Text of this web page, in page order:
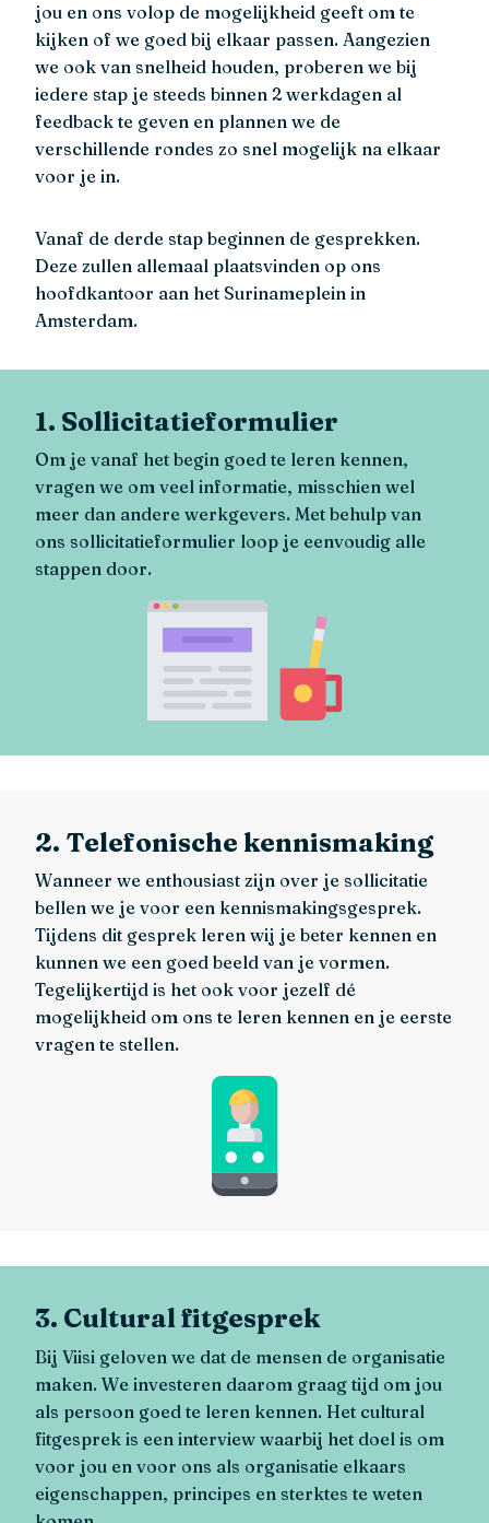
jou en ons volop de mogelijkheid geeft om te
kijken of we goed bij elkaar passen. Aangezien
we ook van snelheid houden, proberen we bij
iedere stap je steeds binnen 2 werkdagen al
feedback te geven en plannen we de
verschillende rondes zo snel mogelijk na elkaar
voor je in.
Vanaf de derde stap beginnen de gesprekken.
Deze zullen allemaal plaatsvinden op ons
hoofdkantoor aan het Surinameplein in
Amsterdam.
1. Sollicitatieformulier
Om je vanaf het begin goed te leren kennen,
vragen we om veel informatie, misschien wel
meer dan andere werkgevers. Met behulp van
ons sollicitatieformulier loop je eenvoudig alle
stappen door.
2. Telefonische kennismaking
Wanneer we enthousiast zijn over je sollicitatie
bellen we je voor een kennismakingsgesprek.
Tijdens dit gesprek leren wij je beter kennen en
kunnen we een goed beeld van je vormen.
Tegelijkertijd is het ook voor jezelf dé
mogelijkheid om ons te leren kennen en je eerste
vragen te stellen.
3. Cultural fitgesprek
Bij Viisi geloven we dat de mensen de organisatie
maken. We investeren daarom graag tijd om jou
als persoon goed te leren kennen. Het cultural
fitgesprek is een interview waarbij het doel is om
voor jou en voor ons als organisatie elkaars
eigenschappen, principes en sterktes te weten